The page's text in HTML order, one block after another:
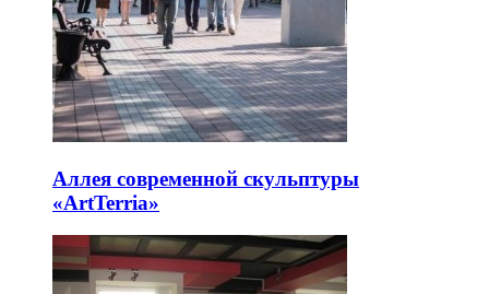
Аллея современной скульптуры
«ArtTerria»